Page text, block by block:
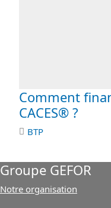
Comment
CACES® ?
BTP
Groupe GEFOR
Notre organisation